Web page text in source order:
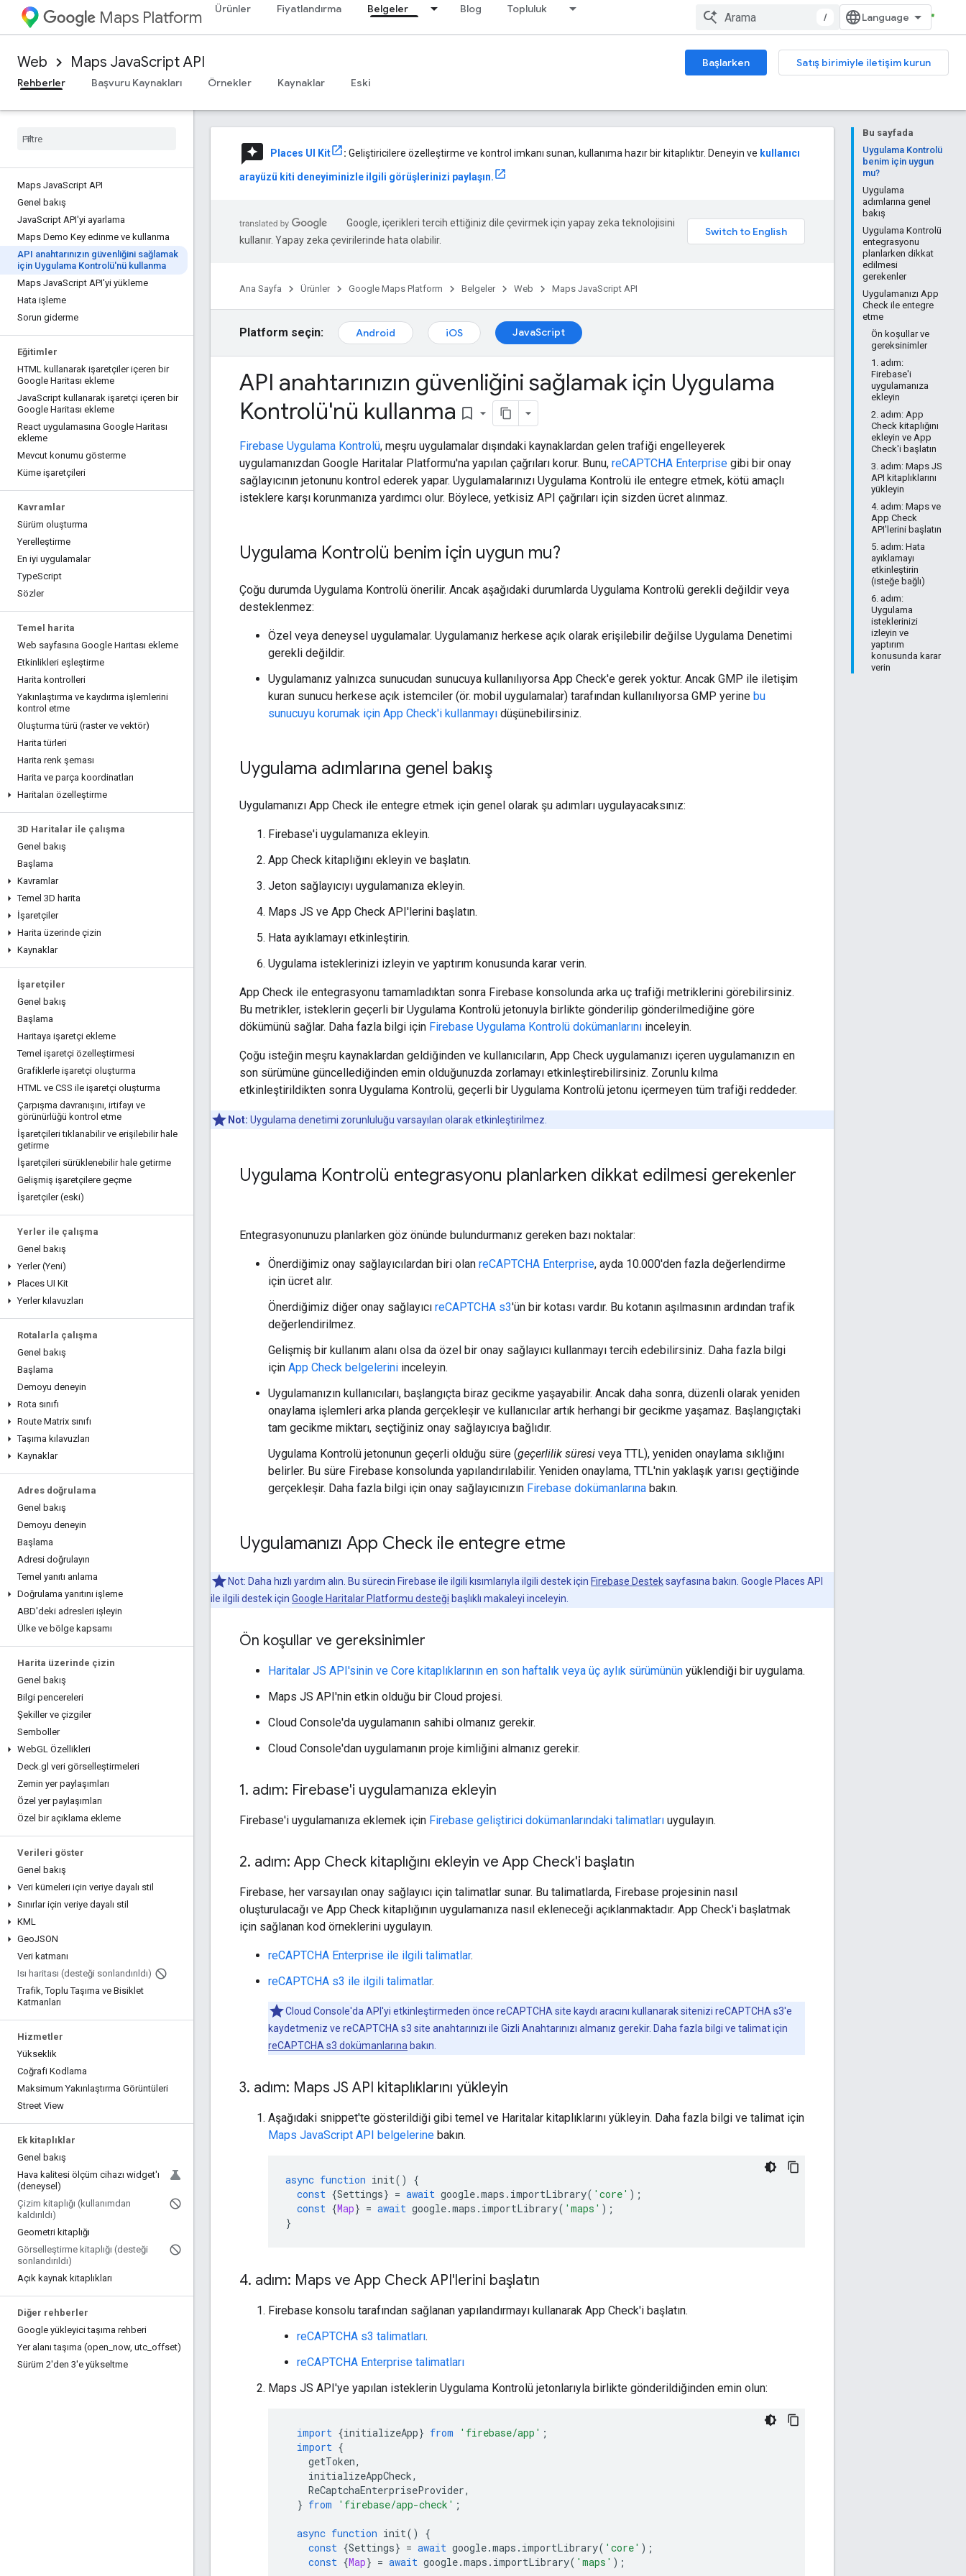
Maps Platform Ürünler Fiyatlandırma Belgeler Blog Topluluk
/
Web Maps JavaScript API Başlarken
Satış birimiyle iletişim kurun
Rehberler
Başvuru Kaynakları Örnekler Kaynaklar Eski
Maps JavaScript API
Genel bakış
JavaScript API'yi ayarlama
Maps Demo Key edinme ve kullanma
API anahtarınızın güvenliğini sağlamak
için Uygulama Kontrolü'nü kullanma
Maps JavaScript API'yi yükleme
Hata işleme
Sorun giderme
Eğitimler
HTML kullanarak işaretçiler içeren bir
Google Haritası ekleme
JavaScript kullanarak işaretçi içeren bir
Google Haritası ekleme
React uygulamasına Google Haritası
ekleme
Mevcut konumu gösterme
Küme işaretçileri
Kavramlar
Sürüm oluşturma
Yerelleştirme
En iyi uygulamalar
TypeScript
Sözler
Temel harita
Web sayfasına Google Haritası ekleme
Etkinlikleri eşleştirme
Harita kontrolleri
Yakınlaştırma ve kaydırma işlemlerini
kontrol etme
Oluşturma türü (raster ve vektör)
Harita türleri
Harita renk şeması
Harita ve parça koordinatları
Haritaları özelleştirme
3D Haritalar ile çalışma
Genel bakış
Başlama
Kavramlar
Temel 3D harita
İşaretçiler
Harita üzerinde çizin
Kaynaklar
İşaretçiler
Genel bakış
Başlama
Haritaya işaretçi ekleme
Temel işaretçi özelleştirmesi
Grafiklerle işaretçi oluşturma
HTML ve CSS ile işaretçi oluşturma
Çarpışma davranışını, irtifayı ve
görünürlüğü kontrol etme
İşaretçileri tıklanabilir ve erişilebilir hale
getirme
İşaretçileri sürüklenebilir hale getirme
Gelişmiş işaretçilere geçme
İşaretçiler (eski)
Yerler ile çalışma
Genel bakış
Yerler (Yeni)
Places UI Kit
Yerler kılavuzları
Rotalarla çalışma
Genel bakış
Başlama
Demoyu deneyin
Rota sınıfı
Route Matrix sınıfı
Taşıma kılavuzları
Kaynaklar
Adres doğrulama
Genel bakış
Demoyu deneyin
Başlama
Adresi doğrulayın
Temel yanıtı anlama
Doğrulama yanıtını işleme
ABD'deki adresleri işleyin
Ülke ve bölge kapsamı
Harita üzerinde çizin
Genel bakış
Bilgi pencereleri
Şekiller ve çizgiler
Semboller
WebGL Özellikleri
Deck.gl veri görselleştirmeleri
Zemin yer paylaşımları
Özel yer paylaşımları
Özel bir açıklama ekleme
Verileri göster
Genel bakış
Veri kümeleri için veriye dayalı stil
Sınırlar için veriye dayalı stil
KML
GeoJSON
Veri katmanı
Isı haritası (desteği sonlandırıldı)
Trafik, Toplu Taşıma ve Bisiklet
Katmanları
Hizmetler
Yükseklik
Coğrafi Kodlama
Maksimum Yakınlaştırma Görüntüleri
Street View
Ek kitaplıklar
Genel bakış
Hava kalitesi ölçüm cihazı widget'ı
(deneysel)
Çizim kitaplığı (kullanımdan
kaldırıldı)
Geometri kitaplığı
Görselleştirme kitaplığı (desteği
sonlandırıldı)
Açık kaynak kitaplıkları
Diğer rehberler
Google yükleyici taşıma rehberi
Yer alanı taşıma (open now, utc offset)
Sürüm 2'den 3'e yükseltme
Bu sayfada
Uygulama Kontrolü
benim için uygun
mu?
Uygulama
adımlarına genel
bakış
Uygulama Kontrolü
entegrasyonu
planlarken dikkat
edilmesi
gerekenler
Uygulamanızı App
Check ile entegre
etme
Ön koşullar ve
gereksinimler
1. adım:
Firebase'i
uygulamanıza
ekleyin
2. adım: App
Check kitaplığını
ekleyin ve App
Check'i başlatın
3. adım: Maps JS
API kitaplıklarını
yükleyin
4. adım: Maps ve
App Check
API'lerini başlatın
5. adım: Hata
ayıklamayı
etkinleştirin
(isteğe bağlı)
6. adım:
Uygulama
isteklerinizi
izleyin ve
yaptırım
konusunda karar
verin
reviews Places UI Kit : Geliştiricilere özelleştirme ve kontrol imkanı sunan, kullanıma hazır bir kitaplıktır. Deneyin ve kullanıcı
arayüzü kiti deneyiminizle ilgili görüşlerinizi paylaşın.
Google, içerikleri tercih ettiğiniz dile çevirmek için yapay zeka teknolojisini
kullanır. Yapay zeka çevirilerinde hata olabilir.
Ana Sayfa Ürünler Google Maps Platform Belgeler Web Maps JavaScript API
Platform seçin: Android iOS JavaScript
API anahtarınızın güvenliğini sağlamak için Uygulama
Kontrolü'nü kullanma bookmark_border
Firebase Uygulama Kontrolü, meşru uygulamalar dışındaki kaynaklardan gelen trafiği engelleyerek
uygulamanızdan Google Haritalar Platformu'na yapılan çağrıları korur. Bunu, reCAPTCHA Enterprise gibi bir onay
sağlayıcının jetonunu kontrol ederek yapar. Uygulamalarınızı Uygulama Kontrolü ile entegre etmek, kötü amaçlı
isteklere karşı korunmanıza yardımcı olur. Böylece, yetkisiz API çağrıları için sizden ücret alınmaz.
Uygulama Kontrolü benim için uygun mu?
Çoğu durumda Uygulama Kontrolü önerilir. Ancak aşağıdaki durumlarda Uygulama Kontrolü gerekli değildir veya
desteklenmez:
Özel veya deneysel uygulamalar. Uygulamanız herkese açık olarak erişilebilir değilse Uygulama Denetimi
gerekli değildir.
Uygulamanız yalnızca sunucudan sunucuya kullanılıyorsa App Check'e gerek yoktur. Ancak GMP ile iletişim
kuran sunucu herkese açık istemciler (ör. mobil uygulamalar) tarafından kullanılıyorsa GMP yerine bu
sunucuyu korumak için App Check'i kullanmayı düşünebilirsiniz.
Uygulama adımlarına genel bakış
Uygulamanızı App Check ile entegre etmek için genel olarak şu adımları uygulayacaksınız:
Firebase'i uygulamanıza ekleyin.
App Check kitaplığını ekleyin ve başlatın.
Jeton sağlayıcıyı uygulamanıza ekleyin.
Maps JS ve App Check API'lerini başlatın.
Hata ayıklamayı etkinleştirin.
Uygulama isteklerinizi izleyin ve yaptırım konusunda karar verin.
App Check ile entegrasyonu tamamladıktan sonra Firebase konsolunda arka uç trafiği metriklerini görebilirsiniz.
Bu metrikler, isteklerin geçerli bir Uygulama Kontrolü jetonuyla birlikte gönderilip gönderilmediğine göre
dökümünü sağlar. Daha fazla bilgi için Firebase Uygulama Kontrolü dokümanlarını inceleyin.
Çoğu isteğin meşru kaynaklardan geldiğinden ve kullanıcıların, App Check uygulamanızı içeren uygulamanızın en
son sürümüne güncellediğinden emin olduğunuzda zorlamayı etkinleştirebilirsiniz. Zorunlu kılma
etkinleştirildikten sonra Uygulama Kontrolü, geçerli bir Uygulama Kontrolü jetonu içermeyen tüm trafiği reddeder.
Not: Uygulama denetimi zorunluluğu varsayılan olarak etkinleştirilmez.
Uygulama Kontrolü entegrasyonu planlarken dikkat edilmesi gerekenler
Entegrasyonunuzu planlarken göz önünde bulundurmanız gereken bazı noktalar:
Önerdiğimiz onay sağlayıcılardan biri olan reCAPTCHA Enterprise, ayda 10.000'den fazla değerlendirme
için ücret alır.
Önerdiğimiz diğer onay sağlayıcı reCAPTCHA s3'ün bir kotası vardır. Bu kotanın aşılmasının ardından trafik
değerlendirilmez.
Gelişmiş bir kullanım alanı olsa da özel bir onay sağlayıcı kullanmayı tercih edebilirsiniz. Daha fazla bilgi
için App Check belgelerini inceleyin.
Uygulamanızın kullanıcıları, başlangıçta biraz gecikme yaşayabilir. Ancak daha sonra, düzenli olarak yeniden
onaylama işlemleri arka planda gerçekleşir ve kullanıcılar artık herhangi bir gecikme yaşamaz. Başlangıçtaki
tam gecikme miktarı, seçtiğiniz onay sağlayıcıya bağlıdır.
Uygulama Kontrolü jetonunun geçerli olduğu süre (geçerlilik süresi veya TTL), yeniden onaylama sıklığını
belirler. Bu süre Firebase konsolunda yapılandırılabilir. Yeniden onaylama, TTL'nin yaklaşık yarısı geçtiğinde
gerçekleşir. Daha fazla bilgi için onay sağlayıcınızın Firebase dokümanlarına bakın.
Uygulamanızı App Check ile entegre etme
Not: Daha hızlı yardım alın. Bu sürecin Firebase ile ilgili kısımlarıyla ilgili destek için Firebase Desteksayfasına bakın. Google Places API
ile ilgili destek için Google Haritalar Platformu desteği başlıklı makaleyi inceleyin.
Ön koşullar ve gereksinimler
Haritalar JS API'sinin ve Core kitaplıklarının en son haftalık veya üç aylık sürümünün yüklendiği bir uygulama.
Maps JS API'nin etkin olduğu bir Cloud projesi.
Cloud Console'da uygulamanın sahibi olmanız gerekir.
Cloud Console'dan uygulamanın proje kimliğini almanız gerekir.
1. adım: Firebase'i uygulamanıza ekleyin
Firebase'i uygulamanıza eklemek için Firebase geliştirici dokümanlarındaki talimatları uygulayın.
2. adım: App Check kitaplığını ekleyin ve App Check'i başlatın
Firebase, her varsayılan onay sağlayıcı için talimatlar sunar. Bu talimatlarda, Firebase projesinin nasıl
oluşturulacağı ve App Check kitaplığının uygulamanıza nasıl ekleneceği açıklanmaktadır. App Check'i başlatmak
için sağlanan kod örneklerini uygulayın.
reCAPTCHA Enterprise ile ilgili talimatlar.
reCAPTCHA s3 ile ilgili talimatlar.
Cloud Console'da API'yi etkinleştirmeden önce reCAPTCHA site kaydı aracını kullanarak sitenizi reCAPTCHA s3'e
kaydetmeniz ve reCAPTCHA s3 site anahtarınızı ile Gizli Anahtarınızı almanız gerekir. Daha fazla bilgi ve talimat için
reCAPTCHA s3 dokümanlarına bakın.
3. adım: Maps JS API kitaplıklarını yükleyin
Aşağıdaki snippet'te gösterildiği gibi temel ve Haritalar kitaplıklarını yükleyin. Daha fazla bilgi ve talimat için
Maps JavaScript API belgelerine bakın.
async function init()
{
const {Settings} = await google.maps . importLibrary( 'core' );
const {Map} = await google.maps . importLibrary( 'maps' );
}
4. adım: Maps ve App Check API'lerini başlatın
Firebase konsolu tarafından sağlanan yapılandırmayı kullanarak App Check'i başlatın.
reCAPTCHA s3 talimatları.
reCAPTCHA Enterprise talimatları
Maps JS API'ye yapılan isteklerin Uygulama Kontrolü jetonlarıyla birlikte gönderildiğinden emin olun:
import {initializeApp} from 'firebase/app' ;
import {
getToken,
initializeAppCheck,
ReCaptchaEnterpriseProvider,
} from 'firebase/app-check' ;
async function init()
{
const {Settings} = await google.maps . importLibrary( 'core' );
const {Map} = await google.maps . importLibrary( 'maps' );